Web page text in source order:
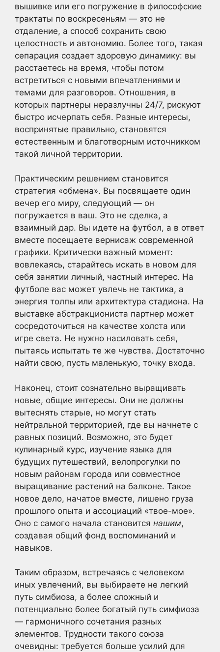
вышивке или его погружение в философские
трактаты по воскресеньям — это не
отдаление, а способ сохранить свою
целостность и автономию. Более того, такая
сепарация создает здоровую динамику: вы
расстаетесь на время, чтобы потом
встретиться с новыми впечатлениями и
темами для разговоров. Отношения, в
которых партнеры неразлучны 24/7, рискуют
быстро исчерпать себя. Разные интересы,
воспринятые правильно, становятся
естественным и благотворным источникком
такой личной территории.
Практическим решением становится
стратегия «обмена». Вы посвящаете один
вечер его миру, следующий — он
погружается в ваш. Это не сделка, а
взаимный дар. Вы идете на футбол, а в ответ
вместе посещаете вернисаж современной
графики. Критически важный момент:
вовлекаясь, старайтесь искать в новом для
себя занятии личный, частный интерес. На
футболе вас может увлечь не тактика, а
энергия толпы или архитектура стадиона. На
выставке абстракциониста партнер может
сосредоточиться на качестве холста или
игре света. Не нужно насиловать себя,
пытаясь испытать те же чувства. Достаточно
найти свою, пусть маленькую, точку входа.
Наконец, стоит сознательно выращивать
новые, общие интересы. Они не должны
вытеснять старые, но могут стать
нейтральной территорией, где вы начнете с
равных позиций. Возможно, это будет
кулинарный курс, изучение языка для
будущих путешествий, велопрогулки по
новым районам города или совместное
выращивание растений на балконе. Такое
новое дело, начатое вместе, лишено груза
прошлого опыта и ассоциаций «твое-мое».
Оно с самого начала становится нашим,
создавая общий фонд воспоминаний и
навыков.
Таким образом, встречаясь с человеком
иных увлечений, вы выбираете не легкий
путь симбиоза, а более сложный и
потенциально более богатый путь симфиоза
— гармоничного сочетания разных
элементов. Трудности такого союза
очевидны: требуется больше усилий для